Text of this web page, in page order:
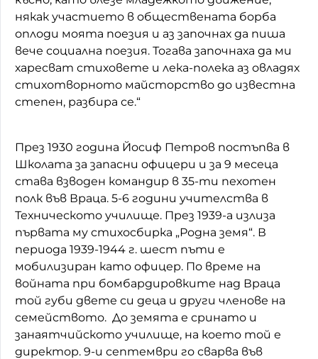
някак участието в обществената борба
оплоди моята поезия и аз започнах да пиша
вече социална поезия. Тогава започнаха да ми
харесват стиховете и лека-полека аз овладях
стихотворното майсторство до известна
степен, разбира се.“
През 1930 година Йосиф Петров постъпва в
Школата за запасни офицери и за 9 месеца
става взводен командир в 35-ти пехотен
полк във Враца. 5-6 години учителства в
Техническото училище. През 1939-а излиза
първата му стихосбирка „Родна земя“. В
периода 1939-1944 г. шест пъти е
мобилизиран като офицер. По време на
войната при бомбардировките над Враца
той губи двете си деца и други членове на
семейството. До земята е сринато и
занаятчийското училище, на което той е
директор. 9-и септември го сварва във